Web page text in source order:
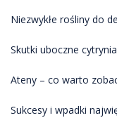
Niezwykłe rośliny do
Skutki uboczne
Ateny – co warto
Sukcesy i wpadki